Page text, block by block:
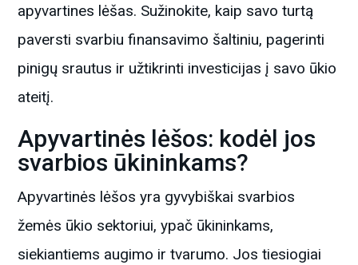
apyvartines lėšas. Sužinokite, kaip savo turtą
paversti svarbiu finansavimo šaltiniu, pagerinti
pinigų srautus ir užtikrinti investicijas į savo ūkio
ateitį.
Apyvartinės lėšos: kodėl jos
svarbios ūkininkams?
Apyvartinės lėšos yra gyvybiškai svarbios
žemės ūkio sektoriui, ypač ūkininkams,
siekiantiems augimo ir tvarumo. Jos tiesiogiai